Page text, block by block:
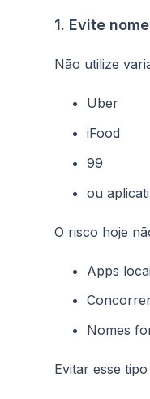
1. Evite
Não utilize
Uber
iFood
99
ou
O risco hoje
Apps
Nomes
Evitar esse